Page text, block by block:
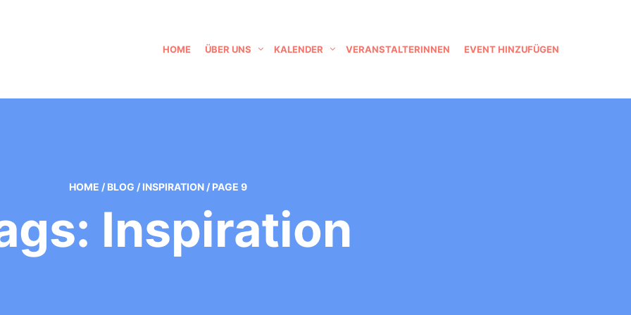
HOME ÜBER UNS KALENDER VERANSTALTERINNEN EVENT HINZUFÜGEN
HOME / BLOG / INSPIRATION / PAGE 9
Inspiration